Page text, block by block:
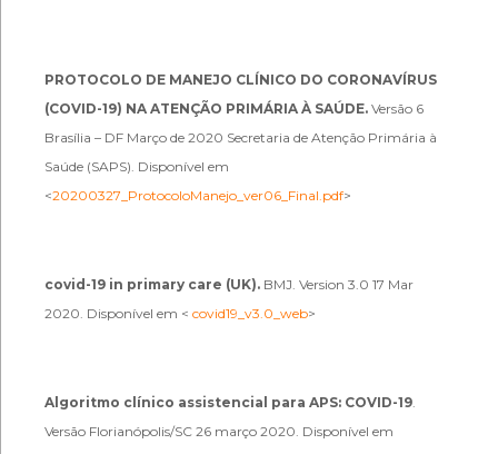
PROTOCOLO DE MANEJO CLÍNICO DO CORONAVÍRUS
(COVID-19) NA ATENÇÃO PRIMÁRIA À SAÚDE. Versão 6
Brasília – DF Março de 2020 Secretaria de Atenção Primária à
Saúde (SAPS). Disponível em
<20200327_ProtocoloManejo_ver06_Final.pdf>
covid-19 in primary care (UK). BMJ. Version 3.0 17 Mar
2020. Disponível em < covid19_v3.0_web>
Algoritmo clínico assistencial para APS: COVID-19.
Versão Florianópolis/SC 26 março 2020. Disponível em